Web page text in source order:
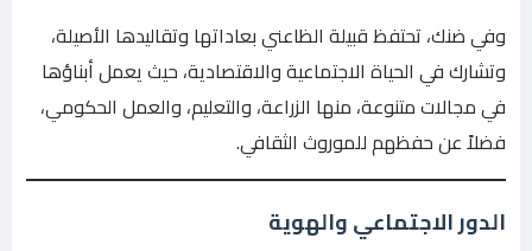
وفي ضنك، تحتفظ قبيلة الظاعني بعاداتها وتقاليدها الأصيلة،
وتشارك في الحياة الاجتماعية والاقتصادية، حيث يعمل أبناؤها
في مجالات متنوعة، منها الزراعة، والتعليم، والعمل الحكومي،
فضلاً عن حفظهم للموروث الثقافي.
الدور الاجتماعي والهوية